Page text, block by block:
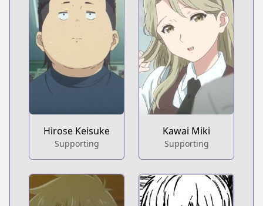
Hirose Keisuke
Supporting
Kawai Miki
Supporting